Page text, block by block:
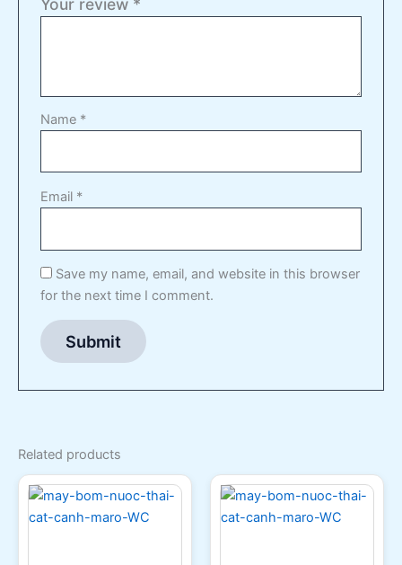
Name *
Email *
Save my name, email, and website in this browser
for the next time I comment.
Related products